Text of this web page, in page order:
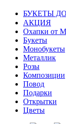
БУКЕТЫ ДО
АКЦИЯ
Охапки от
Букеты
Монобукеты
Металлик
Розы
Композиции
Повод
Подарки
Открытки
Цветы